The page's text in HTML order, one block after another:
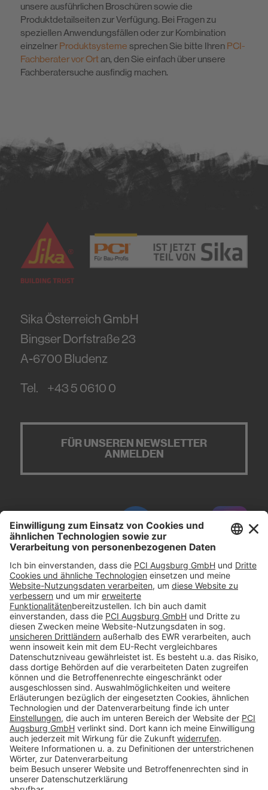
unsere ausführlichen Broschüren sowie die
Produktdetailseiten zur Verfügung. Bei Fragen zu
speziellen Anwendungsfällen oder zur Kombination
einzelner Produktsysteme sprechen Sie bitte Ihren PCI-
Fachberater vor Ortan, den Sie einfach über unsere
Fachberatersuche ausfindig machen.
Sika Österreich GmbH
Bingser Dorfstraße 23
A-6700 Bludenz
Tel. +43 5 0610 0
FÜR UNSEREN NEWSLETTER
ANMELDEN
#PCI
Impressum
Datenschutz
AGB
Rechtliche Hinweise
Cookie-Einstellungen öffnen
Betroffenenrechte